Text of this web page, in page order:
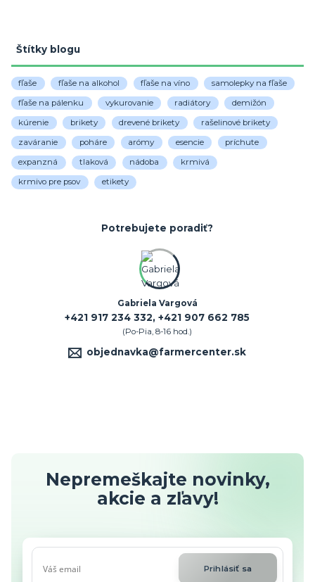
Štítky blogu
fľaše fľaše na alkohol fľaše na víno samolepky na fľaše
fľaše na pálenku vykurovanie radiátory demižón
kúrenie brikety drevené brikety rašelinové brikety
zaváranie poháre arómy esencie príchute
expanzná tlaková nádoba krmivá
krmivo pre psov etikety
Potrebujete poradiť?
Gabriela Vargová
+421 917 234 332, +421 907 662 785
(Po-Pia, 8-16 hod.)
objednavka@farmercenter.sk
Nepremeškajte novinky,
akcie a zľavy!
Prihlásiť sa